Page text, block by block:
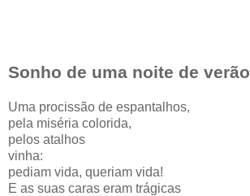
Sonho de uma noite de verão
Uma procissão de espantalhos,
pela miséria colorida,
pelos atalhos
vinha:
pediam vida, queriam vida!
E as suas caras eram trágicas